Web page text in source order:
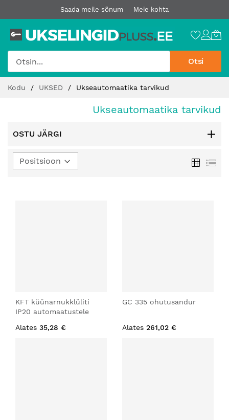
Saada meile sõnum Meie kohta
Otsi
sisu
Kodu UKSED Ukseautomaatika tarvikud
Ukseautomaatika tarvikud
OSTU JÄRGI
KFT küünarnukklüliti
IP20 automaatustele
Alates 35,28 €
GC 335 ohutusandur
Alates 261,02 €